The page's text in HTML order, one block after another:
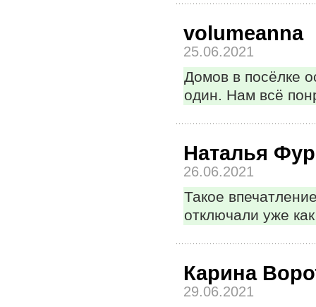
volumeanna
25.06.2021
Домов в посёлке
один. Нам всё
Наталья
26.06.2021
Такое
отключали уже
Карина
29.06.2021